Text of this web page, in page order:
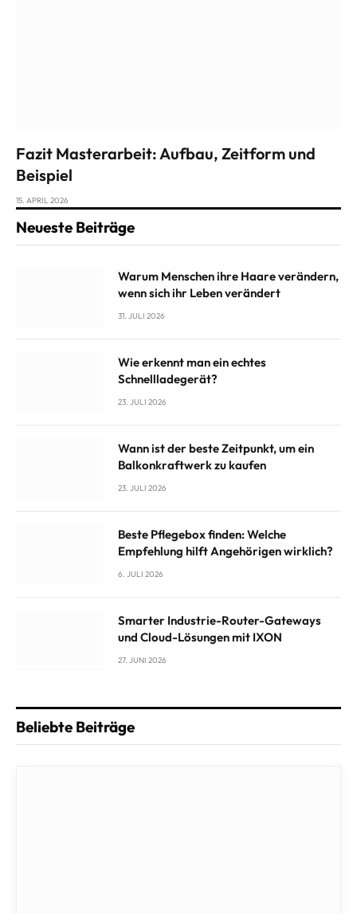
Fazit Masterarbeit: Aufbau, Zeitform und
Beispiel
15. APRIL 2026
Neueste Beiträge
Warum Menschen ihre Haare verändern,
wenn sich ihr Leben verändert
31. JULI 2026
Wie erkennt man ein echtes
Schnellladegerät?
23. JULI 2026
Wann ist der beste Zeitpunkt, um ein
Balkonkraftwerk zu kaufen
23. JULI 2026
Beste Pflegebox finden: Welche
Empfehlung hilft Angehörigen wirklich?
6. JULI 2026
Smarter Industrie-Router-Gateways
und Cloud-Lösungen mit IXON
27. JUNI 2026
Beliebte Beiträge